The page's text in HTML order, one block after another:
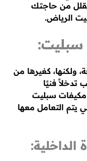
من حاجتك
الرياض.
سبليت:
ولكنها، كغيرها من
تدخلاً فنيًا
سبليت
يتم التعامل معها